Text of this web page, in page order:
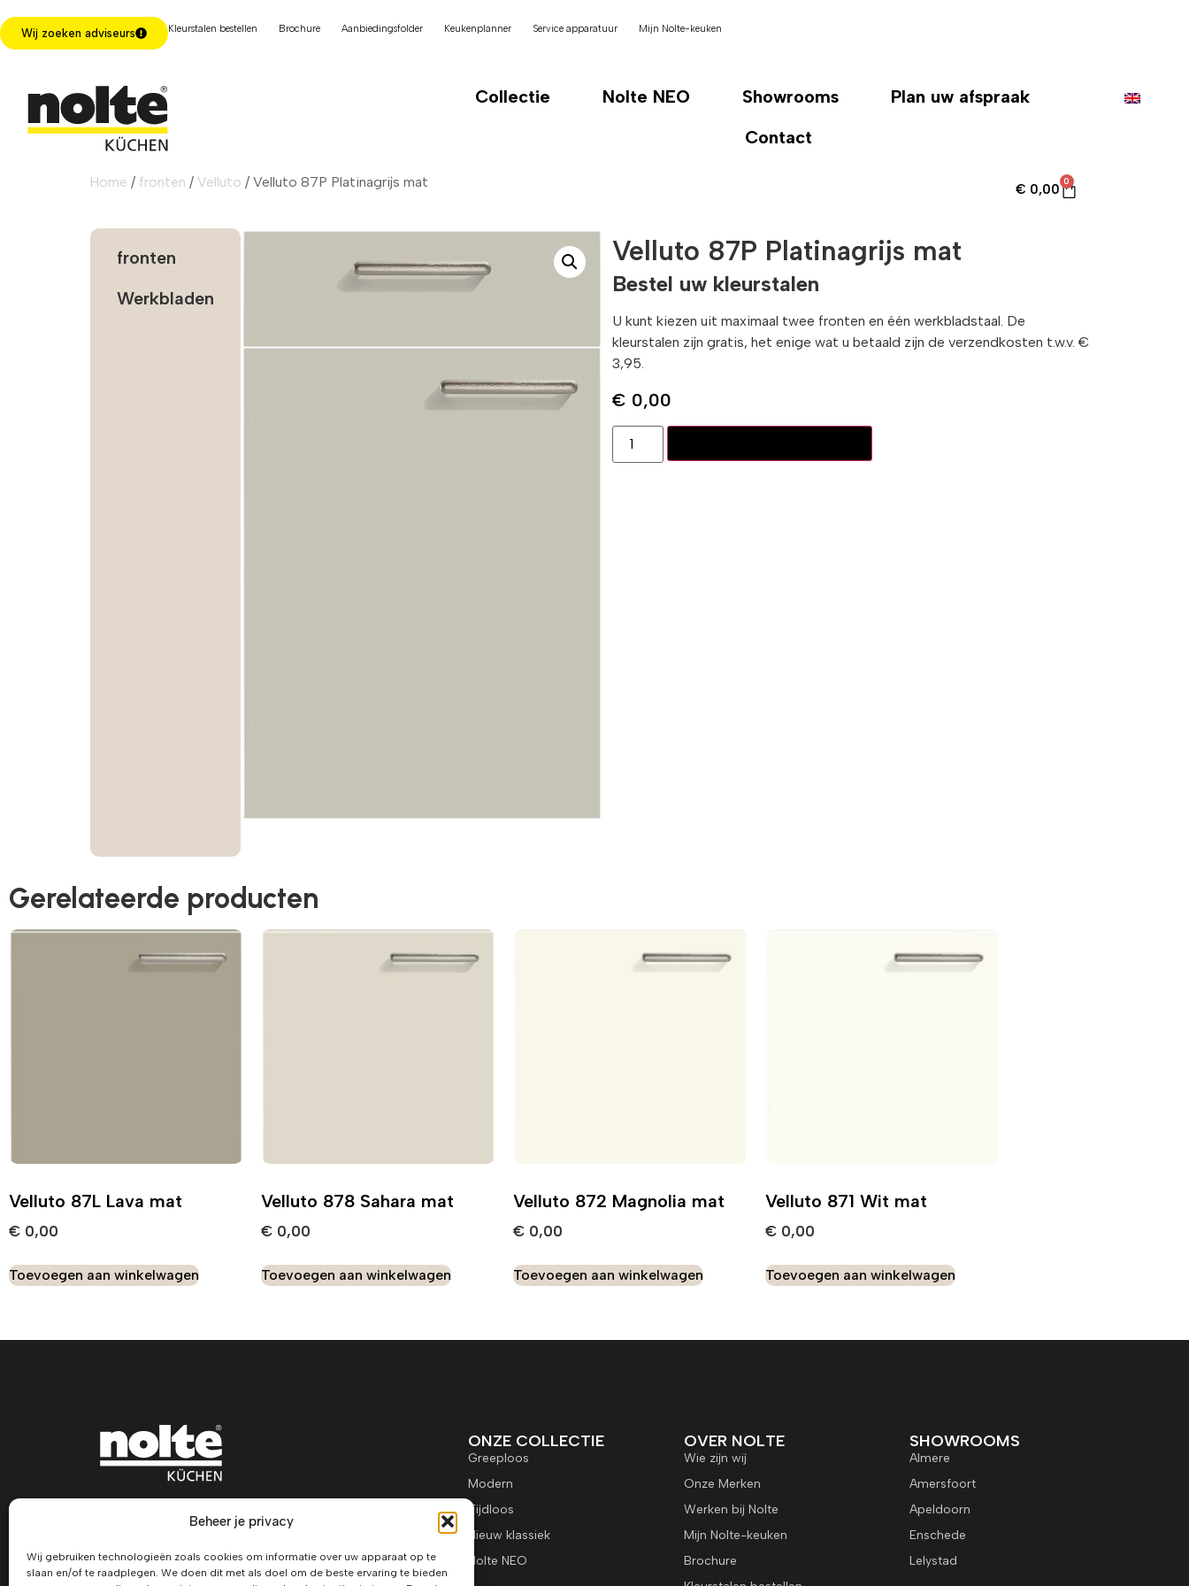
Beheer je privacy
Wij gebruiken technologieën zoals cookies om informatie over uw apparaat op te
slaan en/of te raadplegen. We doen dit met als doel om de beste ervaring te bieden
Wij zoeken adviseurs Kleurstalen bestellen Brochure Aanbiedingsfolder Keukenplanner Service apparatuur Mijn Nolte-keuken
Collectie Nolte NEO Showrooms
Plan uw afspraak
Contact
Home / fronten / Velluto / Velluto 87P Platinagrijs mat € 0,00
0
fronten
Werkbladen
Velluto 87P Platinagrijs mat
Bestel uw kleurstalen
U kunt kiezen uit maximaal twee fronten en één werkbladstaal. De
kleurstalen zijn gratis, het enige wat u betaald zijn de verzendkosten t.w.v. €
3,95.
€ 0,00
Gerelateerde producten
Velluto 87L Lava mat
€ 0,00
Toevoegen aan winkelwagen
Velluto 878 Sahara mat
€ 0,00
Toevoegen aan winkelwagen
Velluto 872 Magnolia mat
€ 0,00
Toevoegen aan winkelwagen
Velluto 871 Wit mat
€ 0,00
Toevoegen aan winkelwagen
ONZE COLLECTIE
Greeploos
Modern
Tijdloos
Nieuw klassiek
Nolte NEO
OVER NOLTE
Wie zijn wij
Onze Merken
Werken bij Nolte
Mijn Nolte-keuken
Brochure
SHOWROOMS
Almere
Amersfoort
Apeldoorn
Enschede
Lelystad